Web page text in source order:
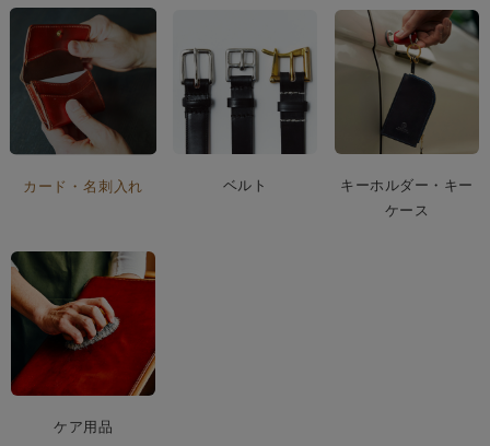
カード・名刺入れ ベルト
キーホルダー・キー
ケース
ケア用品